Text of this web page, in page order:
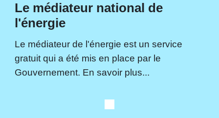
Le médiateur national de
l'énergie
Le médiateur de l'énergie est un service
gratuit qui a été mis en place par le
Gouvernement. En savoir plus...